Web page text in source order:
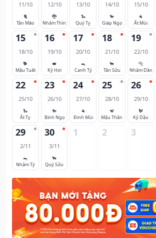
11/10
🐈
Tân Mão
12/10
🐉
Nhâm Thìn
13/10
🐍
Quý Tỵ
14/10
🐎
Giáp Ngọ
15/10
🐐
Ất Mùi
15
18/10
🐕
Mậu Tuất
16
19/10
🐖
Kỷ Hợi
17
20/10
🐀
Canh Tý
18
21/10
🐂
Tân Sửu
19
22/10
🐅
Nhâm Dần
22
25/10
🐍
Ất Tỵ
23
26/10
🐎
Bính Ngọ
24
27/10
🐐
Đinh Mùi
25
28/10
🐒
Mậu Thân
26
29/10
🐓
Kỷ Dậu
29
2/11
🐀
Nhâm Tý
30
3/11
🐂
Quý Sửu
1 2 3